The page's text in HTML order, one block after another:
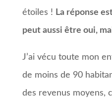
étoiles ! La réponse
peut aussi être oui,
J’ai vécu toute mon
de moins de 90
des revenus moyens,